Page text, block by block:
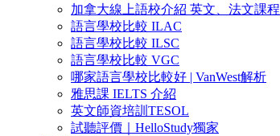
加拿大線上語校介紹 英文、法文課程
語言學校比較 ILAC
語言學校比較 ILSC
語言學校比較 VGC
哪家語言學校比較好 | VanWest解析
雅思課 IELTS 介紹
英文師資培訓TESOL
試聽評價｜HelloStudy獨家